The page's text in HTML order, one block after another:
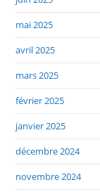
mai 2025
avril 2025
mars 2025
février 2025
janvier 2025
décembre 2024
novembre 2024